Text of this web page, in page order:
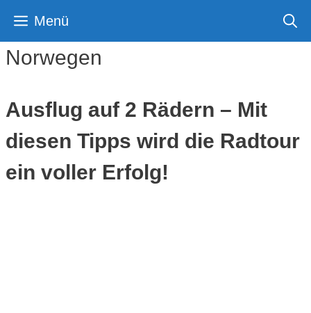
Inhalt
springen
Menü
Norwegen
Ausflug auf 2 Rädern – Mit
diesen Tipps wird die Radtour
ein voller Erfolg!